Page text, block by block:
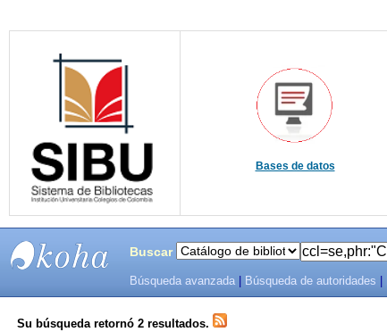
Bases de datos
SISTEMAS
Buscar
Búsqueda avanzada Búsqueda de autoridades
Su búsqueda retornó 2 resultados.